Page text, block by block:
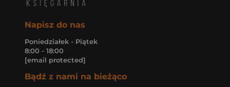
Napisz do nas
Poniedziałek - Piątek
8:00 - 18:00
[email protected]
Bądź z nami na bieżąco